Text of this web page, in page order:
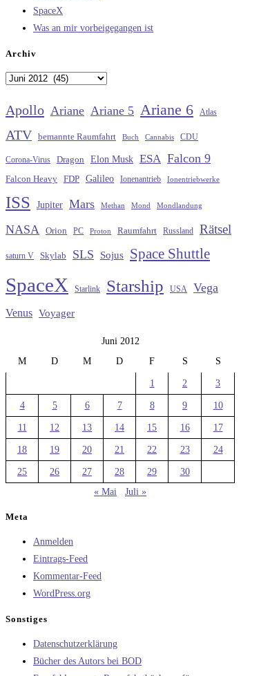
SpaceX
Was an mir vorbeigegangen ist
Archiv
Archiv
Apollo Ariane Ariane 5 Ariane 6 Atlas
ATV bemannte Raumfahrt Buch Cannabis CDU
Corona-Virus Dragon Elon Musk ESA Falcon 9
Falcon Heavy FDP Galileo Ionenantrieb Ionentriebwerke
ISS Jupiter Mars Methan Mond Mondlandung
NASA Orion PC Proton Raumfahrt Russland Rätsel
saturn V Skylab SLS Sojus Space Shuttle
SpaceX Starlink Starship USA Vega
Venus Voyager
Juni 2012
M
D M D F S S
1 2 3
4 5 6 7 8 9 10
11 12 13 14 15 16 17
18 19 20 21 22 23 24
25 26 27 28 29
30
« Mai
Juli »
Meta
Anmelden
Eintrags-Feed
Kommentar-Feed
WordPress.org
Sonstiges
Datenschutzerklärung
Bücher des Autors bei BOD